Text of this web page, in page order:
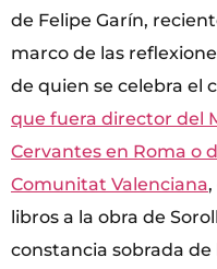
de Felipe Garín,
marco de las
de quien se celebra el
que fuera director del
Cervantes en Roma o
Comunitat Valenciana,
libros a la obra de
constancia sobrada